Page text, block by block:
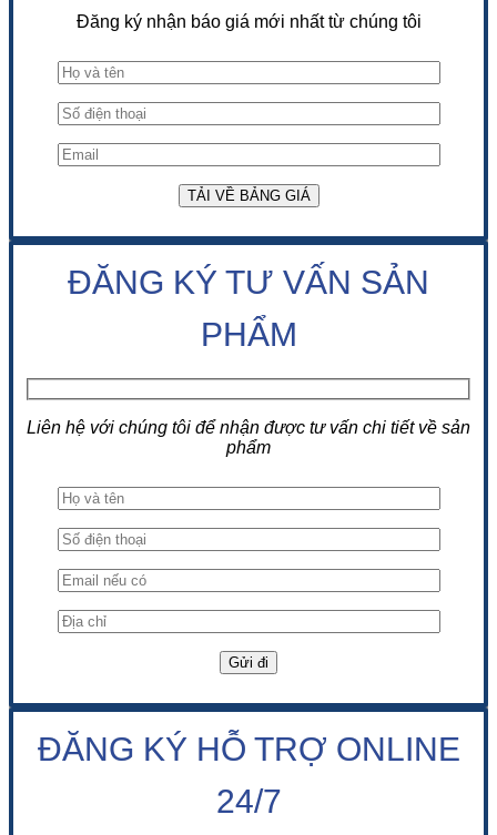
Đăng ký nhận báo giá mới nhất từ chúng tôi
ĐĂNG KÝ TƯ VẤN SẢN
PHẨM
Liên hệ với chúng tôi để nhận được tư vấn chi tiết về sản
phẩm
ĐĂNG KÝ HỖ TRỢ ONLINE
24/7